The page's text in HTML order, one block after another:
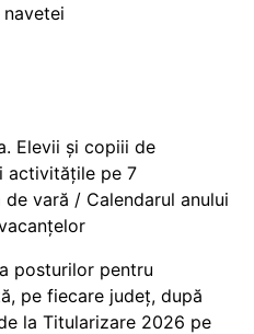
Elevii și copiii de
activitățile pe 7
vară / Calendarul anului
posturilor pentru
pe fiecare județ, după
la Titularizare 2026 pe